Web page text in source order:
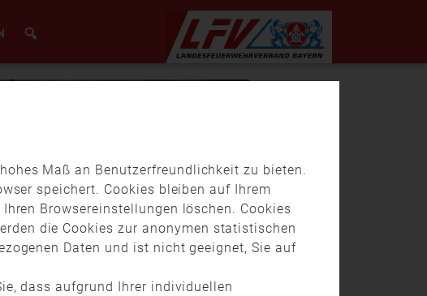
Maß an Benutzerfreundlichkeit zu bieten.
speichert. Cookies bleiben auf Ihrem
Browsereinstellungen löschen. Cookies
die Cookies zur anonymen statistischen
Daten und ist nicht geeignet, Sie auf
dass aufgrund Ihrer individuellen